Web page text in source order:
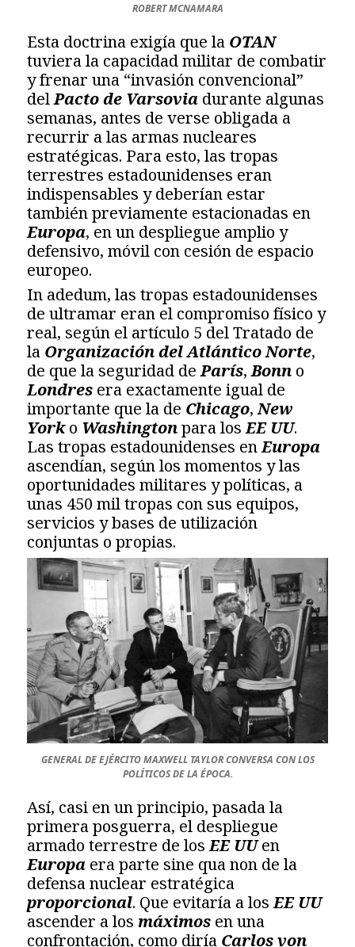
ROBERT MCNAMARA
Esta doctrina exigía que la OTAN
tuviera la capacidad militar de combatir
y frenar una “invasión convencional”
delPacto de Varsovia durante algunas
semanas, antes de verse obligada a
recurrir a las armas nucleares
estratégicas. Para esto, las tropas
terrestres estadounidenses eran
indispensables y deberían estar
también previamente estacionadas en
Europa, en un despliegue amplio y
defensivo, móvil con cesión de espacio
europeo.
In adedum, las tropas estadounidenses
de ultramar eran el compromiso físico y
real, según el artículo 5 del Tratado de
la Organización del Atlántico Norte,
de que la seguridad deParís,Bonn o
Londres era exactamente igual de
importante que la de Chicago,New
Yorko Washingtonpara losEE UU.
Las tropas estadounidenses enEuropa
ascendían, según los momentos y las
oportunidades militares y políticas, a
unas 450 mil tropas con sus equipos,
servicios y bases de utilización
conjuntas o propias.
GENERAL DE EJÉRCITO MAXWELL TAYLOR CONVERSA CON LOS
POLÍTICOS DE LA ÉPOCA.
Así, casi en un principio, pasada la
primera posguerra, el despliegue
armado terrestre de losEE UUen
Europa era parte sine qua non de la
defensa nuclear estratégica
proporcional. Que evitaría a losEE UU
ascender a losmáximos en una
confrontación, como diría Carlos von